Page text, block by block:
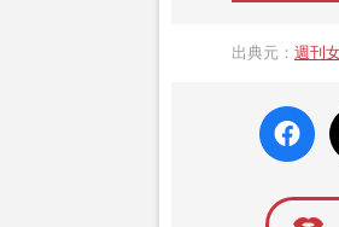
か、女性週刊
出典元： 週刊
faceboo
k いい
ね
ト